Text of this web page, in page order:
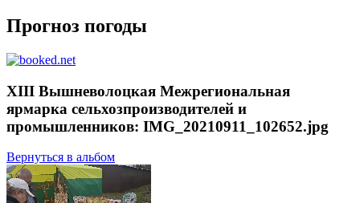
Прогноз погоды
XIII Вышневолоцкая Межрегиональная
ярмарка сельхозпроизводителей и
промышленников: IMG_20210911_102652.jpg
Вернуться в альбом